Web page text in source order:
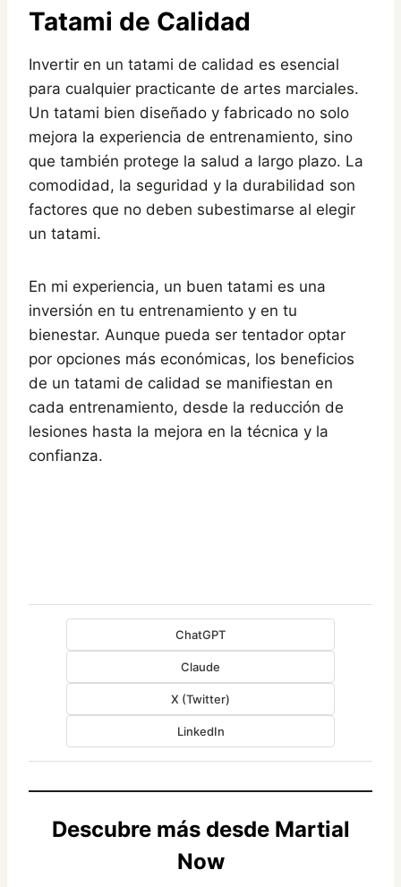
Tatami de Calidad
Invertir en un tatami de calidad es esencial
para cualquier practicante de artes marciales.
Un tatami bien diseñado y fabricado no solo
mejora la experiencia de entrenamiento, sino
que también protege la salud a largo plazo. La
comodidad, la seguridad y la durabilidad son
factores que no deben subestimarse al elegir
un tatami.
En mi experiencia, un buen tatami es una
inversión en tu entrenamiento y en tu
bienestar. Aunque pueda ser tentador optar
por opciones más económicas, los beneficios
de un tatami de calidad se manifiestan en
cada entrenamiento, desde la reducción de
lesiones hasta la mejora en la técnica y la
confianza.
ChatGPT
Claude
X (Twitter)
LinkedIn
Descubre más desde Martial
Now